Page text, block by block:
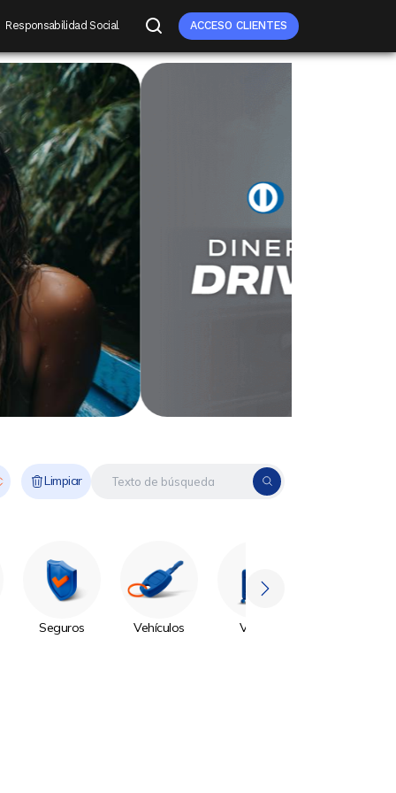
Responsabilidad Social ACCESO CLIENTES
Limpiar
Seguros Vehículos Viajes